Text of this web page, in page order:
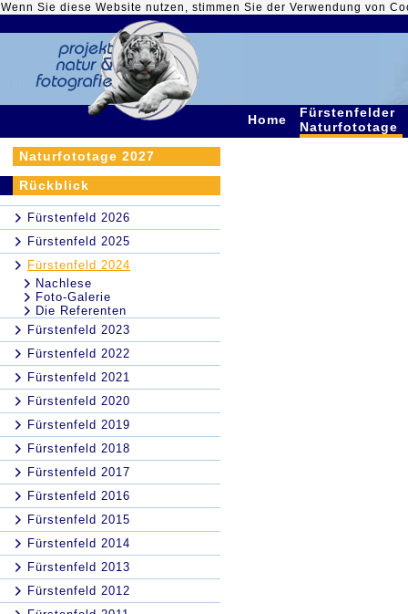
Wenn Sie diese Website nutzen, stimmen Sie der Verwendung von
Home
Fürstenfelder
Naturfototage
Naturfototage 2027
Rückblick
Fürstenfeld 2026
Fürstenfeld 2025
Fürstenfeld 2024
Nachlese
Foto-Galerie
Die Referenten
Fürstenfeld 2023
Fürstenfeld 2022
Fürstenfeld 2021
Fürstenfeld 2020
Fürstenfeld 2019
Fürstenfeld 2018
Fürstenfeld 2017
Fürstenfeld 2016
Fürstenfeld 2015
Fürstenfeld 2014
Fürstenfeld 2013
Fürstenfeld 2012